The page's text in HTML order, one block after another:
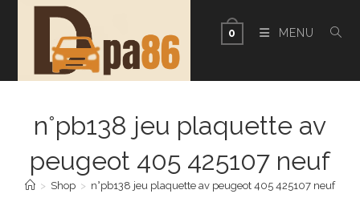
0 MENU
n°pb138 jeu plaquette av
peugeot 405 425107 neuf
> Shop > n°pb138 jeu plaquette av peugeot 405 425107 neuf